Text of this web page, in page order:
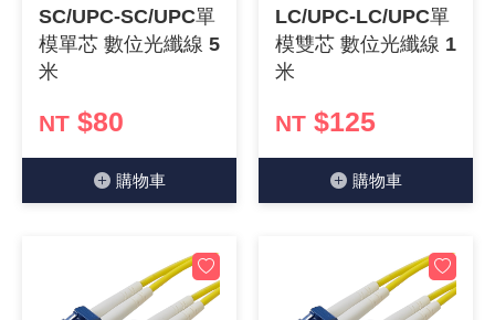
SC/UPC-SC/UPC單
模單芯 數位光纖線 5
米
NT $80
購物⾞
LC/UPC-LC/UPC單
模雙芯 數位光纖線 1
米
NT $125
購物⾞